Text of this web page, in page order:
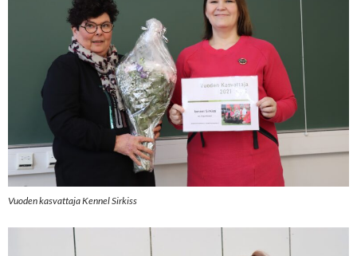
Vuoden kasvattaja Kennel Sirkiss